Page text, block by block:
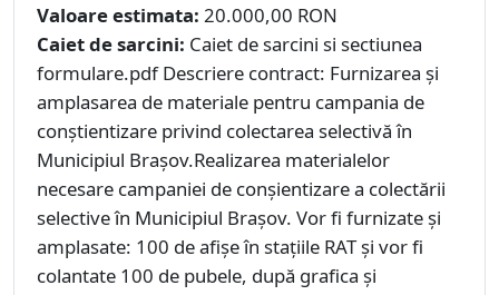
Valoare estimata: 20.000,00 RON
Caiet de sarcini: Caiet de sarcini si sectiunea
formulare.pdf Descriere contract: Furnizarea şi
amplasarea de materiale pentru campania de
conştientizare privind colectarea selectivă în
Municipiul Braşov.Realizarea materialelor
necesare campaniei de conşientizare a colectării
selective în Municipiul Braşov. Vor fi furnizate şi
amplasate: 100 de afişe în staţiile RAT şi vor fi
colantate 100 de pubele, după grafica şi